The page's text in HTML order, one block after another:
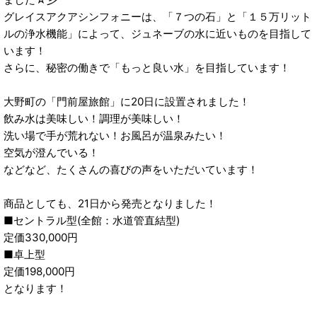
グレイスアクアシンフォニーは、「７つの石」と「１５万リット
ルの浄水機能」によって、ジュネーブの水に近いものを目指して
います！
さらに、秘密の働きで「もっと良い水」を目指しています！
大野町の「門前屋旅館」に20日に設置されました！
飲み水は美味しい！調理が美味しい！
洗い場で手が荒れない！お風呂が温泉みたい！
空気が澄んでいる！
などなど、たくさんの喜びの声をいただいています！
商品としても、21日から発売となりました！
■セントラル型(全館：水道管直結型)
定価330,000円
■卓上型
定価198,000円
となります！